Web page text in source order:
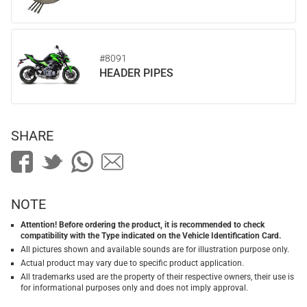
#8091
HEADER PIPES
SHARE
NOTE
Attention! Before ordering the product, it is recommended to check
compatibility with the Type indicated on the Vehicle Identification Card.
All pictures shown and available sounds are for illustration purpose only.
Actual product may vary due to specific product application.
All trademarks used are the property of their respective owners, their use is
for informational purposes only and does not imply approval.